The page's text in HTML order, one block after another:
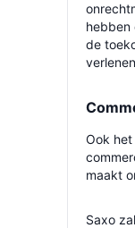
hebben
de
Ook
maakt
Saxo